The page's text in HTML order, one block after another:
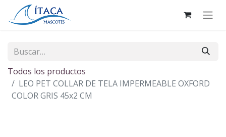
Todos los productos
LEO PET COLLAR DE TELA IMPERMEABLE OXFORD
COLOR GRIS 45x2 CM